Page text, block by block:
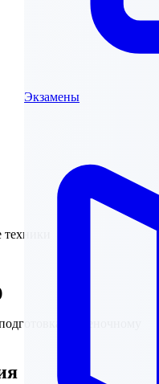
Экзамены
к оценочному